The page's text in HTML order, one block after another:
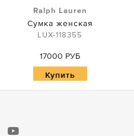
Ralph Lauren
Сумка женская
LUX-118355
17000 РУБ
Купить